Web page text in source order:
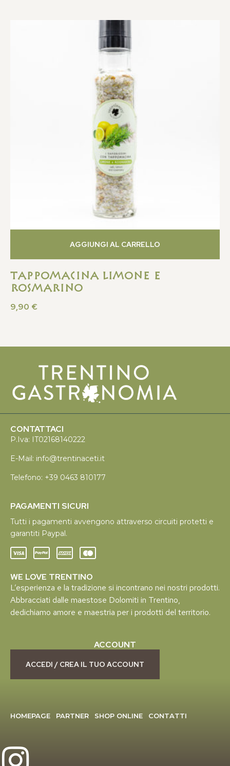
Tappomacina Limone e
Rosmarino
9,90 €
AGGIUNGI AL CARRELLO
CONTATTACI
P.Iva: IT02168140222
E-Mail: info@trentinaceti.it
Telefono: +39 0463 810177
PAGAMENTI SICURI
Tutti i pagamenti avvengono attraverso circuiti protetti e
garantiti Paypal.
WE LOVE TRENTINO
L’esperienza e la tradizione si incontrano nei nostri prodotti.
Abbracciati dalle maestose Dolomiti in Trentino,
dedichiamo amore e maestria per i prodotti del territorio.
ACCOUNT
ACCEDI / CREA IL TUO ACCOUNT
HOMEPAGE PARTNER SHOP ONLINE CONTATTI